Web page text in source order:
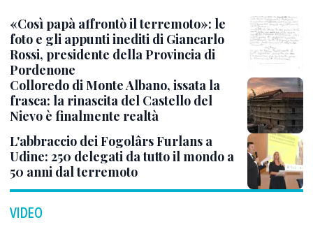
«Così papà affrontò il terremoto»: le
foto e gli appunti inediti di Giancarlo
Rossi, presidente della Provincia di
Pordenone
Colloredo di Monte Albano, issata la
frasca: la rinascita del Castello del
Nievo è finalmente realtà
L'abbraccio dei Fogolârs Furlans a
Udine: 250 delegati da tutto il mondo a
50 anni dal terremoto
VIDEO